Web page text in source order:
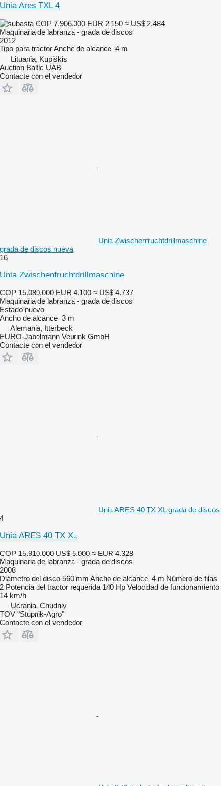
Unia Ares TXL 4
COP 7.906.000 EUR 2.150 ≈ US$ 2.484
Maquinaria de labranza - grada de discos
2012
Tipo para tractorAncho de alcance 4 m
Lituania, Kupiškis
Auction Baltic UAB
Contacte con el vendedor
Unia Zwischenfruchtdrillmaschine
grada de discos nueva
16
Unia Zwischenfruchtdrillmaschine
COP 15.080.000 EUR 4.100 ≈ US$ 4.737
Maquinaria de labranza - grada de discos
Estado nuevo
Ancho de alcance 3 m
Alemania, Itterbeck
EURO-Jabelmann Veurink GmbH
Contacte con el vendedor
Unia ARES 40 TX XL grada de discos
4
Unia ARES 40 TX XL
COP 15.910.000 US$ 5.000 ≈ EUR 4.328
Maquinaria de labranza - grada de discos
2008
Diámetro del disco 560 mm Ancho de alcance 4 m Número de filas
2 Potencia del tractor requerida 140 Hp Velocidad de funcionamiento
14 km/h
Ucrania, Chudniv
TOV "Stupnik-Agro"
Contacte con el vendedor